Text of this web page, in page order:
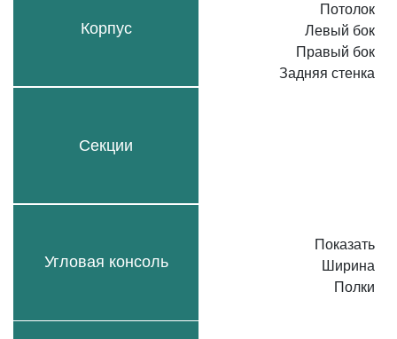
Корпус
Секции
Угловая консоль
Потолок
Левый бок
Правый бок
Задняя стенка
Показать
Ширина
Полки